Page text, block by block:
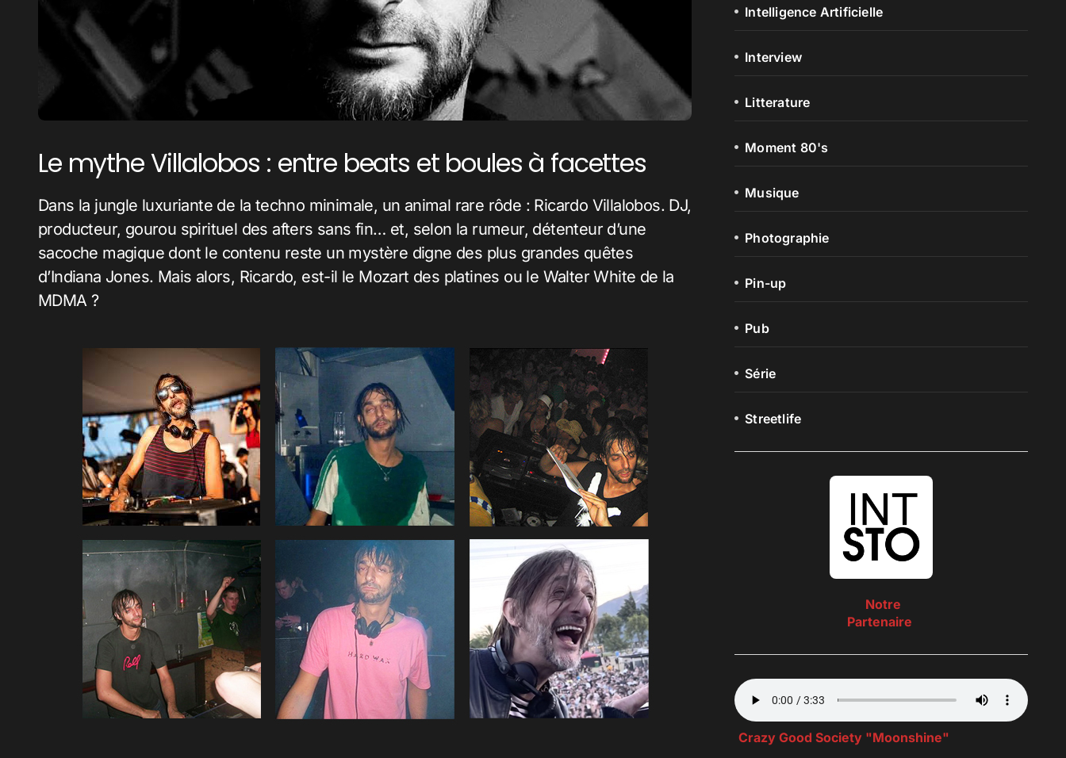
Le mythe Villalobos : entre beats et boules à facettes
Dans la jungle luxuriante de la techno minimale, un animal rare rôde : Ricardo Villalobos. DJ,
producteur, gourou spirituel des afters sans fin… et, selon la rumeur, détenteur d’une
sacoche magique dont le contenu reste un mystère digne des plus grandes quêtes
d’Indiana Jones. Mais alors, Ricardo, est-il le Mozart des platines ou le Walter White de la
MDMA ?
Intelligence Artificielle
Interview
Litterature
Moment 80's
Musique
Photographie
Pin-up
Pub
Série
Streetlife
Notre
Partenaire
Crazy Good Society "Moonshine"